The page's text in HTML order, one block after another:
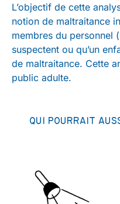
L’objectif de cette
notion de maltraitance
membres du personnel
suspectent ou qu’un
de maltraitance. Cette
public adulte.
QUI POURRAIT